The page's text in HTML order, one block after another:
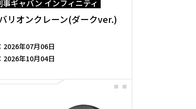
ギャバン インフィニティ
リオンクレーン(ダークver.)
2026年07月06日
2026年10月04日